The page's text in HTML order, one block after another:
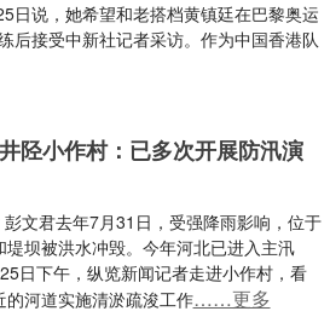
日说，她希望和老搭档黄镇廷在巴黎奥运
后接受中新社记者采访。作为中国香港队
陉小作村：已多次开展防汛演
文君去年7月31日，受强降雨影响，位于
坝被洪水冲毁。今年河北已进入主汛
日下午，纵览新闻记者走进小作村，看
河道实施清淤疏浚工作……更多